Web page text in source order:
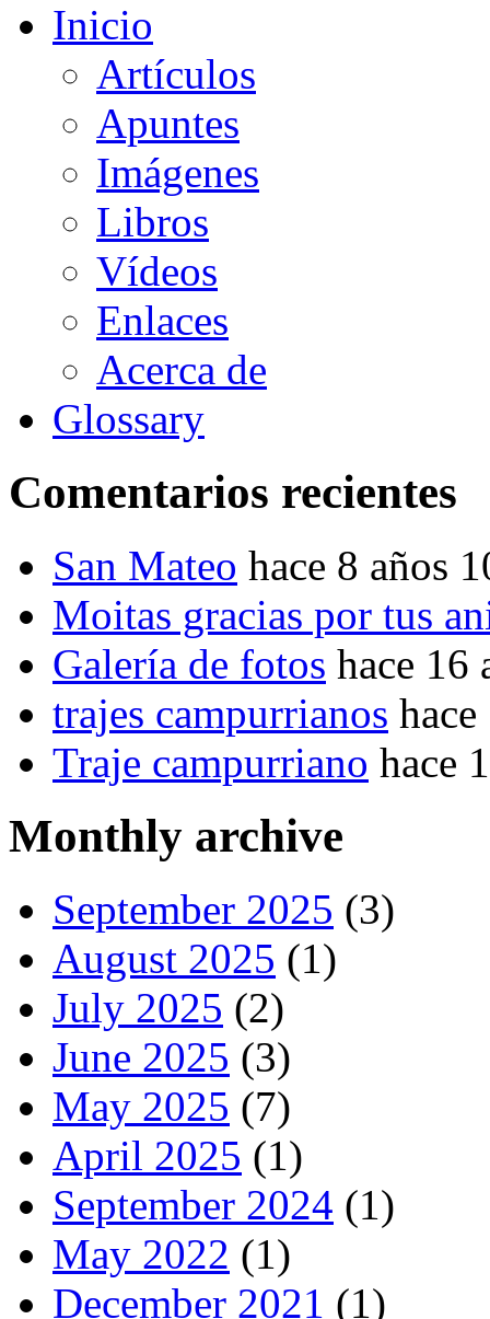
Inicio
Artículos
Apuntes
Imágenes
Libros
Vídeos
Enlaces
Acerca de
Glossary
Comentarios recientes
San Mateo hace 8 años
Moitas gracias por tus
Galería de fotos hace 16
trajes campurrianos
Traje campurriano hace
Monthly archive
September 2025 (3)
August 2025 (1)
July 2025 (2)
June 2025 (3)
May 2025 (7)
April 2025 (1)
September 2024 (1)
May 2022 (1)
December 2021 (1)